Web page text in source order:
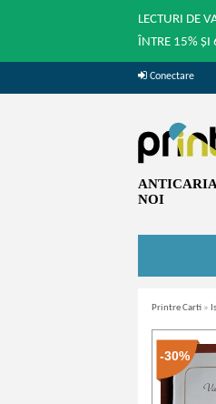
LECTURI DE
ÎNTRE 15%
Conectare
NOI
Printre Carti »
-30%